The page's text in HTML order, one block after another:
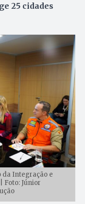
25 cidades
da Integração e
Foto: Júnior